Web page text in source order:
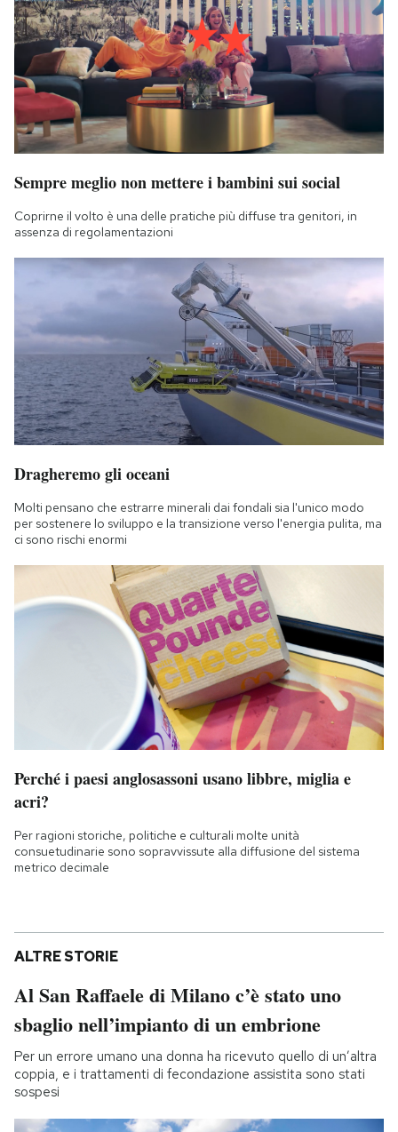
Sempre meglio non mettere i bambini sui social
Coprirne il volto è una delle pratiche più diffuse tra genitori, in
assenza di regolamentazioni
Dragheremo gli oceani
Molti pensano che estrarre minerali dai fondali sia l'unico modo
per sostenere lo sviluppo e la transizione verso l'energia pulita, ma
ci sono rischi enormi
Perché i paesi anglosassoni usano libbre, miglia e
acri?
Per ragioni storiche, politiche e culturali molte unità
consuetudinarie sono sopravvissute alla diffusione del sistema
metrico decimale
ALTRE STORIE
Al San Raffaele di Milano c’è stato uno
sbaglio nell’impianto di un embrione
Per un errore umano una donna ha ricevuto quello di un’altra
coppia, e i trattamenti di fecondazione assistita sono stati
sospesi